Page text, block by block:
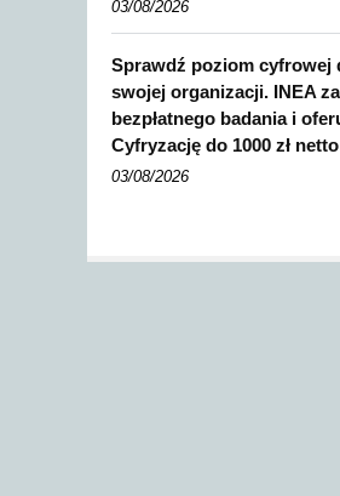
03/08/2026
Sprawdź poziom cyfrowej
swojej organizacji. INEA
bezpłatnego badania i
Cyfryzację do 1000 zł netto
03/08/2026